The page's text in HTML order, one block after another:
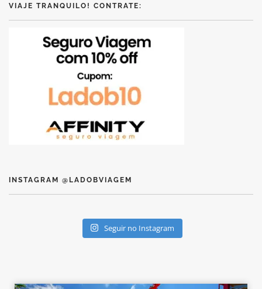
VIAJE TRANQUILO! CONTRATE:
INSTAGRAM @LADOBVIAGEM
Seguir no Instagram